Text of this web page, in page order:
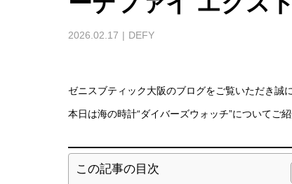
2026.02.17 DEFY
ゼニスブティック大阪のブログをご覧いただき誠
本日は海の時計“ダイバーズウォッチ”についてご紹
この記事の目次